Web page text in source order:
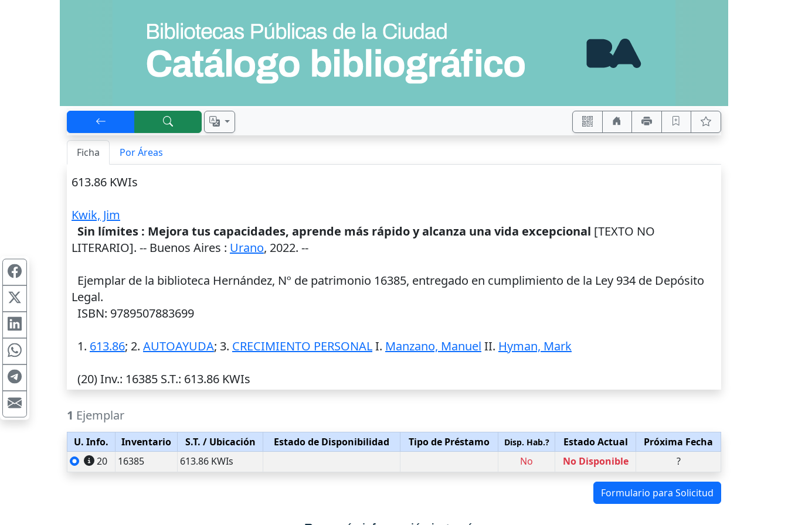
Ficha Por Áreas
613.86 KWIs
Kwik, Jim
Sin límites : Mejora tus capacidades, aprende más rápido y alcanza una vida excepcional [TEXTO NO
LITERARIO]. -- Buenos Aires : Urano, 2022. --
Ejemplar de la biblioteca Hernández, Nº de patrimonio 16385, entregado en cumplimiento de la Ley 934 de Depósito
Legal.
ISBN: 9789507883699
1. 613.86; 2. AUTOAYUDA; 3. CRECIMIENTO PERSONALI. Manzano, Manuel II. Hyman, Mark
(20)Inv.: 16385 S.T.: 613.86 KWIs
1 Ejemplar
U. Info. Inventario S.T. / Ubicación Estado de Disponibilidad Tipo de Préstamo Disp. Hab.? Estado Actual
Próxima Fecha
20
16385 613.86 KWIs No No Disponible ?
Formulario para Solicitud